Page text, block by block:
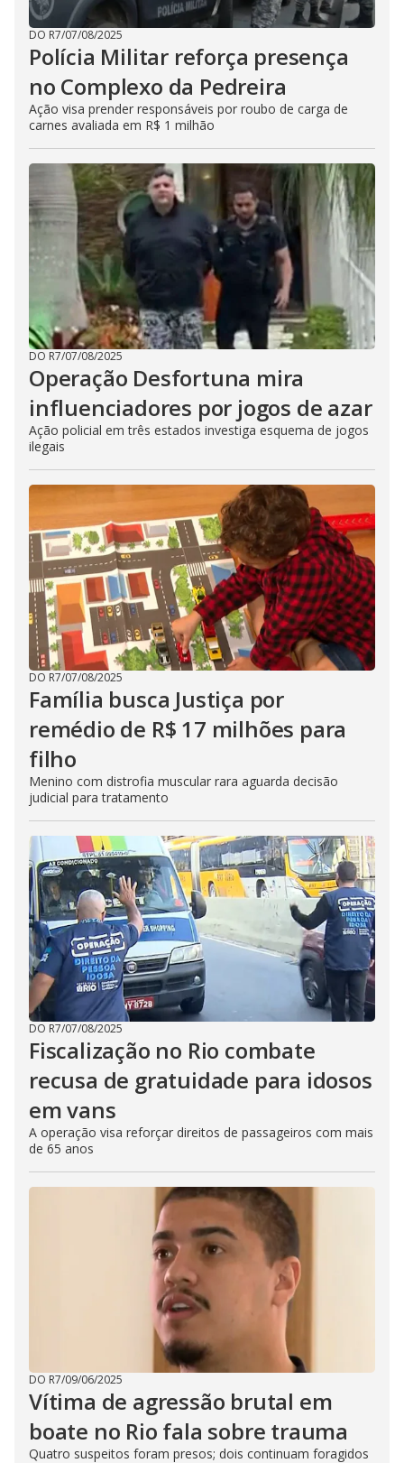
DO R7/07/08/2025
Polícia Militar reforça presença
no Complexo da Pedreira
Ação visa prender responsáveis por roubo de carga de
carnes avaliada em R$ 1 milhão
DO R7/07/08/2025
Operação Desfortuna mira
influenciadores por jogos de azar
Ação policial em três estados investiga esquema de jogos
ilegais
DO R7/07/08/2025
Família busca Justiça por
remédio de R$ 17 milhões para
filho
Menino com distrofia muscular rara aguarda decisão
judicial para tratamento
DO R7/07/08/2025
Fiscalização no Rio combate
recusa de gratuidade para idosos
em vans
A operação visa reforçar direitos de passageiros com mais
de 65 anos
DO R7/09/06/2025
Vítima de agressão brutal em
boate no Rio fala sobre trauma
Quatro suspeitos foram presos; dois continuam foragidos